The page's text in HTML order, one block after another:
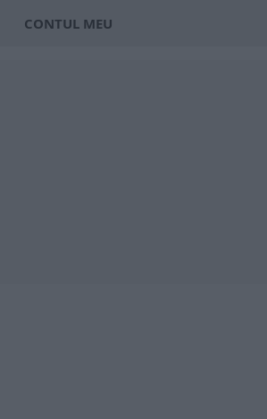
CONTUL MEU